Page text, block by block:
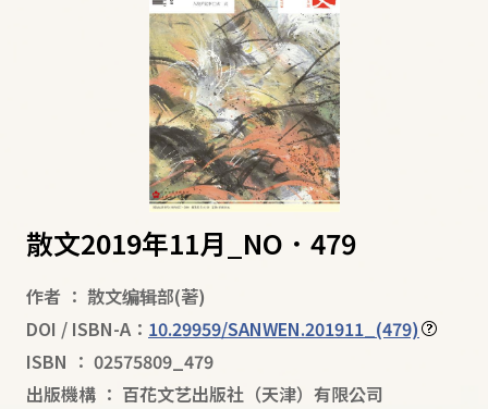
散文2019年11月_NO．479
作者 ： 散文编辑部(著)
DOI / ISBN-A： 10.29959/SANWEN.201911_(479)
ISBN ： 02575809_479
出版機構 ： 百花文艺出版社（天津）有限公司